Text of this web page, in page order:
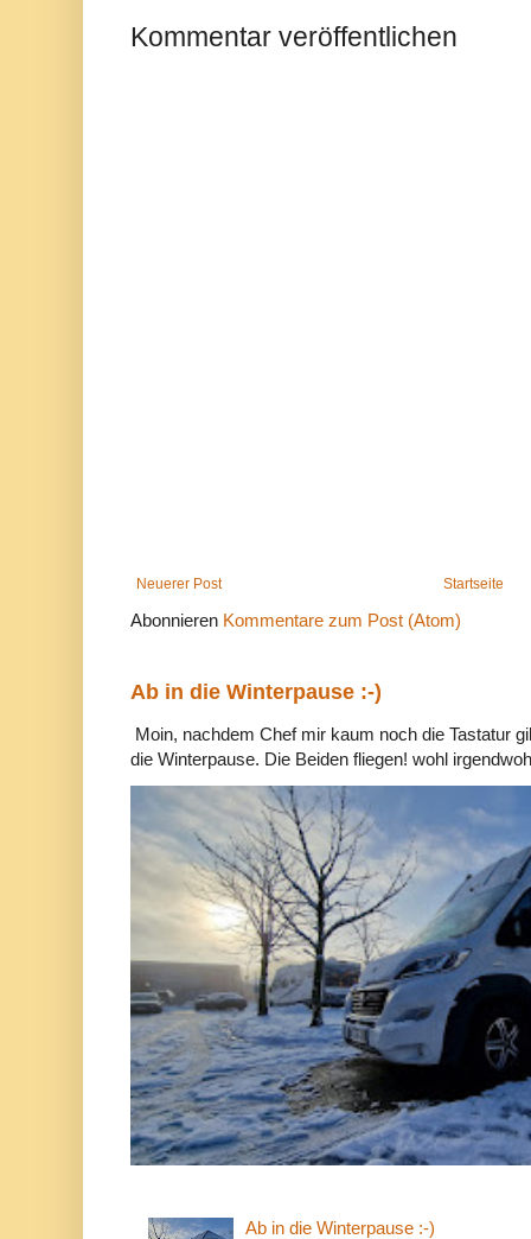
Kommentar veröffentlichen
Neuerer Post Startseite
Abonnieren Kommentare zum Post (Atom)
Ab in die Winterpause :-)
Moin, nachdem Chef mir kaum noch die Tastatur
die Winterpause. Die Beiden fliegen! wohl
Ab in die Winterpause :-)